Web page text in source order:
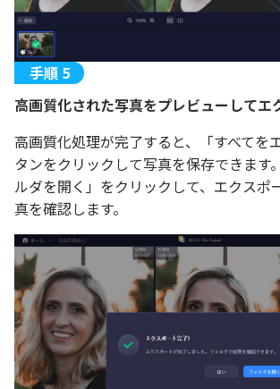
高画質化された写真をプレビューしてエ
高画質化処理が完了すると、「すべてを
タンをクリックして写真を保存できます
ルダを開く」をクリックして、エクスポ
真を確認します。